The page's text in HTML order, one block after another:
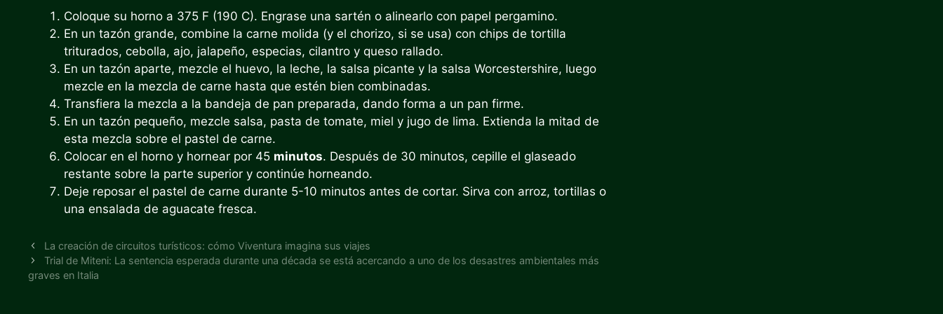
Coloque su horno a 375 F (190 C). Engrase una sartén o alinearlo con papel pergamino.
En un tazón grande, combine la carne molida (y el chorizo, si se usa) con chips de tortilla
triturados, cebolla, ajo, jalapeño, especias, cilantro y queso rallado.
En un tazón aparte, mezcle el huevo, la leche, la salsa picante y la salsa Worcestershire, luego
mezcle en la mezcla de carne hasta que estén bien combinadas.
Transfiera la mezcla a la bandeja de pan preparada, dando forma a un pan firme.
En un tazón pequeño, mezcle salsa, pasta de tomate, miel y jugo de lima. Extienda la mitad de
esta mezcla sobre el pastel de carne.
Colocar en el horno y hornear por 45 minutos. Después de 30 minutos, cepille el glaseado
restante sobre la parte superior y continúe horneando.
Deje reposar el pastel de carne durante 5-10 minutos antes de cortar. Sirva con arroz, tortillas o
una ensalada de aguacate fresca.
La creación de circuitos turísticos: cómo Viventura imagina sus viajes
Trial de Miteni: La sentencia esperada durante una década se está acercando a uno de los desastres ambientales más
graves en Italia